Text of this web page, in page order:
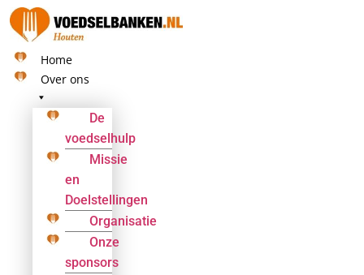
Ga
naar
de
inhoud
Home
Over ons
De
voedselhulp
Missie
en
Doelstellingen
Organisatie
Onze
sponsors